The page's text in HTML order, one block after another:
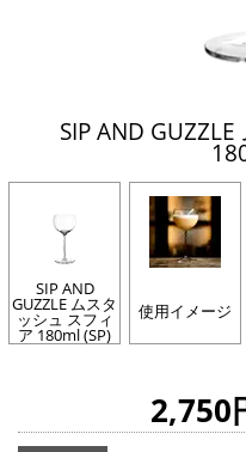
SIP AND
SIP AND
GUZZLE ムスタ
ッシュ スフィ
ア 180ml (SP)
使用イメージ
2,750